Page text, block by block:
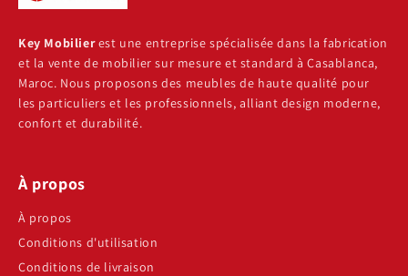
Key Mobilierest une entreprise spécialisée dans la fabrication
et la vente de mobilier sur mesure et standard à Casablanca,
Maroc. Nous proposons des meubles de haute qualité pour
les particuliers et les professionnels, alliant design moderne,
confort et durabilité.
À propos
À propos
Conditions d'utilisation
Conditions de livraison